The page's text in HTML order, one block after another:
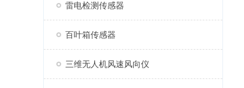
雷电检测传感器
百叶箱传感器
三维无人机风速风向仪